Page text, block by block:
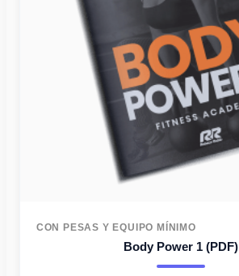
CON PESAS Y EQUIPO MÍNIMO
Body Power 1 (PDF)